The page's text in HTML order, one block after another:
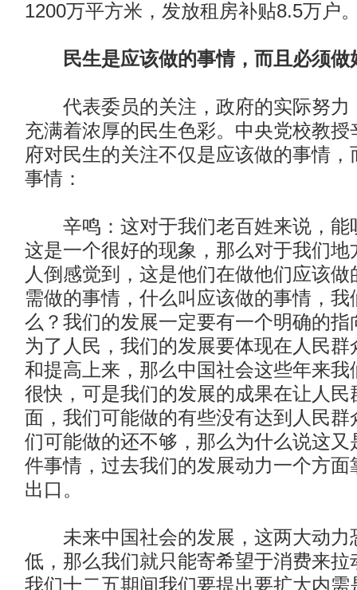
1200万平方米，发放租房补贴8.5万户
民生是应该做的事情，而且必须做
代表委员的关注，政府的实际努力
充满着浓厚的民生色彩。中央党校教授
府对民生的关注不仅是应该做的事情
事情：
辛鸣：这对于我们老百姓来说，能
这是一个很好的现象，那么对于我们地
人倒感觉到，这是他们在做他们应该
需做的事情，什么叫应该做的事情，我
么？我们的发展一定要有一个明确的指
为了人民，我们的发展要体现在人民
和提高上来，那么中国社会这些年来我
很快，可是我们的发展的成果在让人民
面，我们可能做的有些没有达到人民群
们可能做的还不够，那么为什么说这又
件事情，过去我们的发展动力一个方面
出口。
未来中国社会的发展，这两大动力
低，那么我们就只能寄希望于消费来拉
我们十二五期间我们要提出要扩大内需